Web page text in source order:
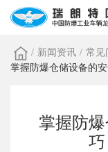
/ 新闻资讯 / 常见
掌握防爆仓储设备的
掌握防